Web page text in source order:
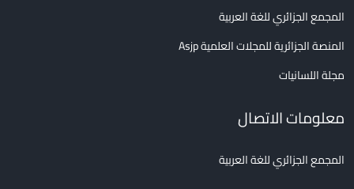
المجمع الجزائري للغة العربية
المنصة الجزائرية للمجلات العلمية Asjp
مجلة اللسانيات
معلومات الاتصال
المجمع الجزائري للغة العربية